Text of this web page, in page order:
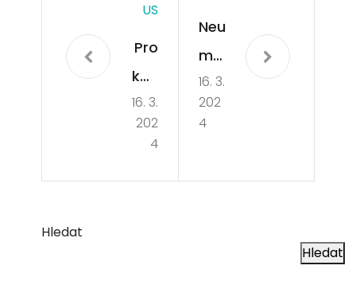
US
Pro
koh
o je
rekl
16. 3.
202
4
Neu
mít
e
se
16. 3.
202
4
Hledat
Hledat